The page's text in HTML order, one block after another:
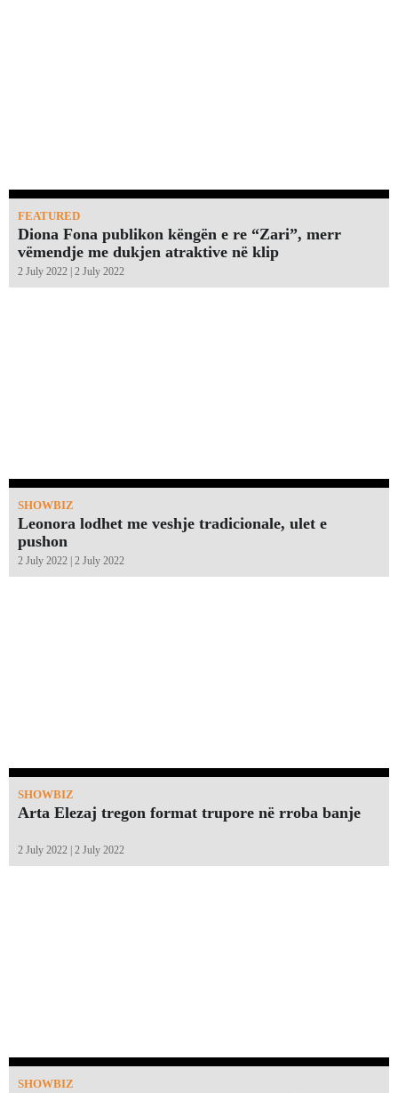
FEATURED
Diona Fona publikon këngën e re “Zari”, merr
vëmendje me dukjen atraktive në klip
2 July 2022 | 2 July 2022
SHOWBIZ
Leonora lodhet me veshje tradicionale, ulet e
pushon
2 July 2022 | 2 July 2022
SHOWBIZ
Arta Elezaj tregon format trupore në rroba banje
2 July 2022 | 2 July 2022
SHOWBIZ